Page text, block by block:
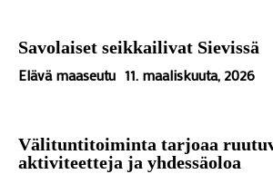
Savolaiset seikkailivat Sievissä
Elävä maaseutu 11. maaliskuuta, 2026
Välituntitoiminta tarjoaa
aktiviteetteja ja yhdessäoloa